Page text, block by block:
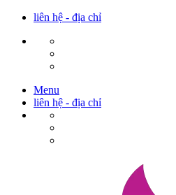
liên hệ - địa chỉ
Menu
liên hệ - địa chỉ